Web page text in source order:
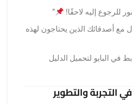
للرجوع إليه لاحقًا!
”
مع أصدقائك الذين يحتاجون لهذه
في البايو لتحميل الدليل
التجربة والتطوير